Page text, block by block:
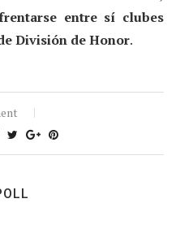
entre sí clubes
División de Honor.